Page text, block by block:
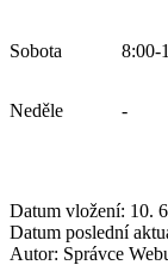
Sobota 8:00-
Neděle -
Datum vložení: 10.
Datum poslední
Autor: Správce